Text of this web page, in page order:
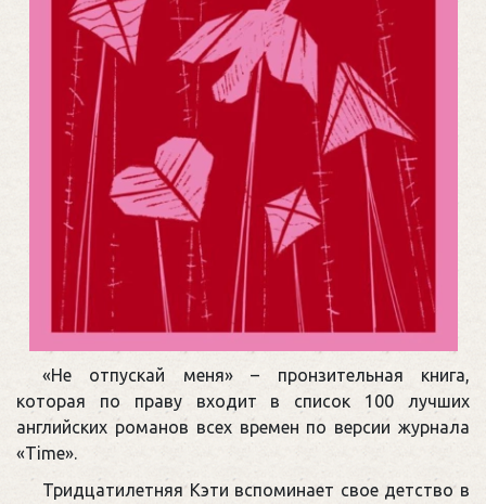
«Не отпускай меня» – пронзительная книга,
которая по праву входит в список 100 лучших
английских романов всех времен по версии журнала
«Time».
Тридцатилетняя Кэти вспоминает свое детство в